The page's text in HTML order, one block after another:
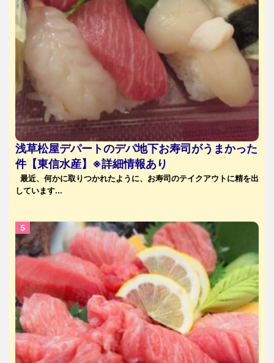
浅草松屋デパートのデパ地下お寿司がうまかった
件【東信水産】※詳細情報あり
最近、何かに取りつかれたように、お寿司のテイクアウトに精を出
しています...